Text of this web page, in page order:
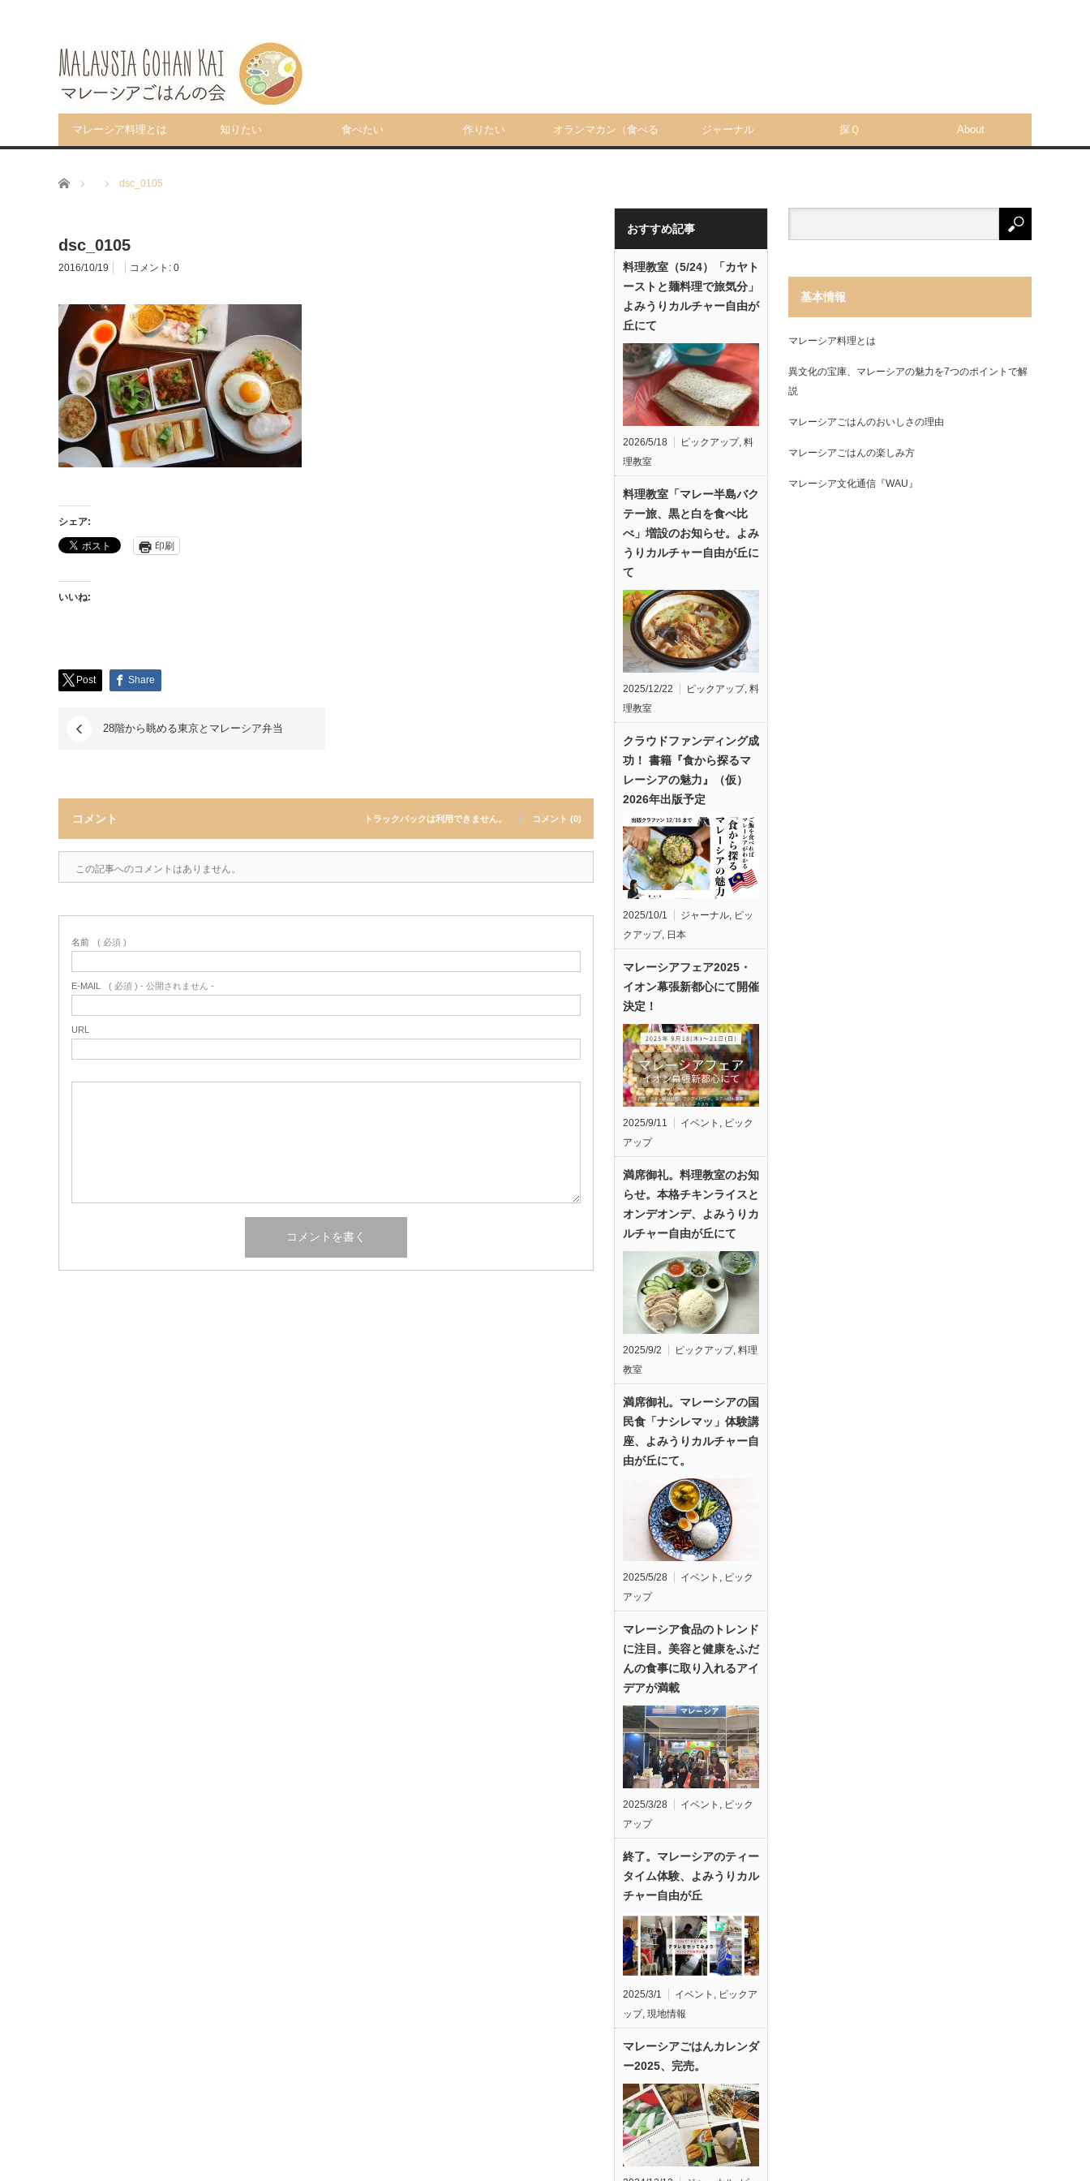
マレーシア料理とは 知りたい 食べたい 作りたい オランマカン（食べる ジャーナル 探Ｑ About
ホーム dsc_0105
dsc_0105
2016/10/19 コメント: 0
シェア:
印刷
いいね:
Post Share
28階から眺める東京とマレーシア弁当
コメント トラックバックは利用できません。 コメント (0)
この記事へのコメントはありません。
名前 ( 必須 )
E-MAIL ( 必須 ) - 公開されません -
URL
おすすめ記事
料理教室（5/24）「カヤト
ーストと麺料理で旅気分」
よみうりカルチャー自由が
丘にて
2026/5/18 ピックアップ, 料
理教室
料理教室「マレー半島バク
テー旅、黒と白を食べ比
べ」増設のお知らせ。よみ
うりカルチャー自由が丘に
て
2025/12/22 ピックアップ, 料
理教室
クラウドファンディング成
功！ 書籍『食から探るマ
レーシアの魅力』（仮）
2026年出版予定
2025/10/1 ジャーナル, ピッ
クアップ, 日本
マレーシアフェア2025・
イオン幕張新都心にて開催
決定！
2025/9/11 イベント , ピック
アップ
満席御礼。料理教室のお知
らせ。本格チキンライスと
オンデオンデ、よみうりカ
ルチャー自由が丘にて
2025/9/2 ピックアップ, 料理
教室
満席御礼。マレーシアの国
民食「ナシレマッ」体験講
座、よみうりカルチャー自
由が丘にて。
2025/5/28 イベント , ピック
アップ
マレーシア食品のトレンド
に注目。美容と健康をふだ
んの食事に取り入れるアイ
デアが満載
2025/3/28 イベント
ピック
アップ
終了。マレーシアのティー
タイム体験、よみうりカル
チャー自由が丘
2025/3/1 イベント , ピックア
ップ, 現地情報
マレーシアごはんカレンダ
ー2025、完売。
基本情報
マレーシア料理とは
異文化の宝庫、マレーシアの魅力を7つのポイントで解
説
マレーシアごはんのおいしさの理由
マレーシアごはんの楽しみ方
マレーシア文化通信『WAU』